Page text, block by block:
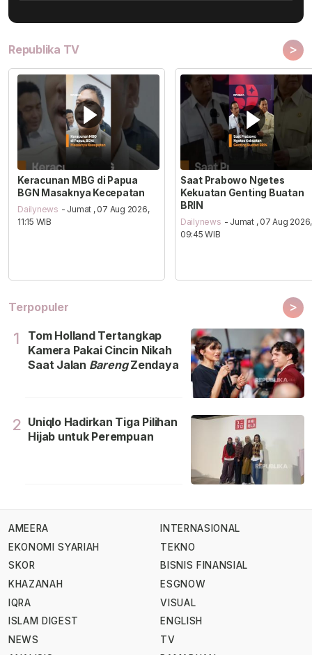
Republika TV >
Keracunan MBG di Papua
BGN Masaknya Kecepatan
Dailynews - Jumat , 07 Aug 2026,
11:15 WIB
Saat Prabowo Ngetes
Kekuatan Genting Buatan
BRIN
Dailynews - Jumat , 07 Aug 2026,
09:45 WIB
Terpopuler >
1
Tom Holland Tertangkap
Kamera Pakai Cincin Nikah
Saat Jalan BarengZendaya
2 Uniqlo Hadirkan Tiga Pilihan
Hijab untuk Perempuan
AMEERA
EKONOMI SYARIAH
SKOR
KHAZANAH
IQRA
ISLAM DIGEST
NEWS
INTERNASIONAL
TEKNO
BISNIS FINANSIAL
ESGNOW
VISUAL
ENGLISH
TV